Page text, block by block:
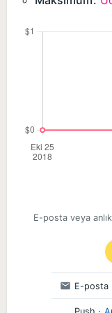
E-posta veya
E-posta